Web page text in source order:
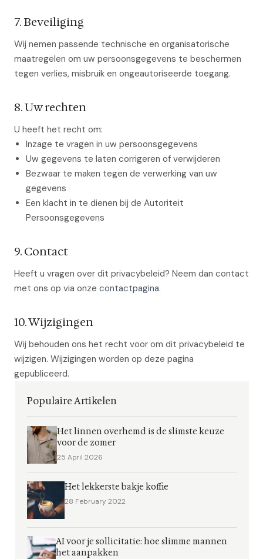
7. Beveiliging
Wij nemen passende technische en organisatorische
maatregelen om uw persoonsgegevens te beschermen
tegen verlies, misbruik en ongeautoriseerde toegang.
8. Uw rechten
U heeft het recht om:
Inzage te vragen in uw persoonsgegevens
Uw gegevens te laten corrigeren of verwijderen
Bezwaar te maken tegen de verwerking van uw
gegevens
Een klacht in te dienen bij de Autoriteit
Persoonsgegevens
9. Contact
Heeft u vragen over dit privacybeleid? Neem dan contact
met ons op via onze contactpagina.
10. Wijzigingen
Wij behouden ons het recht voor om dit privacybeleid te
wijzigen. Wijzigingen worden op deze pagina
gepubliceerd.
Populaire Artikelen
Het linnen overhemd is de slimste keuze
voor de zomer
25 April 2026
Het lekkerste bakje koffie
28 February 2022
AI voor je sollicitatie: hoe slimme mannen
het aanpakken